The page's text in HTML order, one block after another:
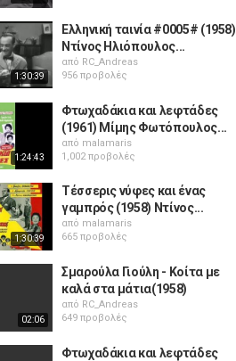
1:30:39
Ελληνική ταινία #0005# (1958)
Ντίνος Ηλιόπουλος...
από RC_Andreas
956 προβολές
1:24:43
Φτωχαδάκια και λεφτάδες
(1961) Μίμης Φωτόπουλος...
από malamaris
1,002 προβολές
1:30:39
Τέσσερις νύφες και ένας
γαμπρός (1958) Ντίνος...
από malamaris
665 προβολές
02:06
Σμαρούλα Γιούλη - Κοίτα με
καλά στα μάτια(1958)
από RC_Andreas
649 προβολές
Φτωχαδάκια και λεφτάδες